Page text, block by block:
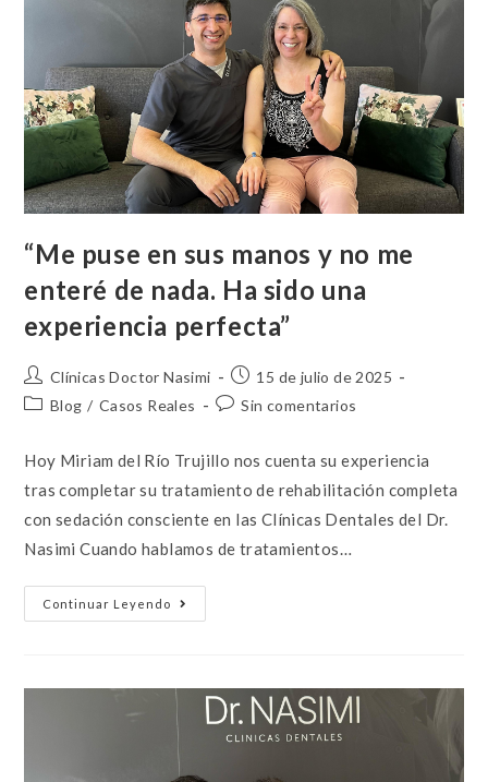
“Me puse en sus manos y no me
enteré de nada. Ha sido una
experiencia perfecta”
Clínicas Doctor Nasimi
15 de julio de 2025
Blog / Casos Reales Sin comentarios
Hoy Miriam del Río Trujillo nos cuenta su experiencia
tras completar su tratamiento de rehabilitación completa
con sedación consciente en las Clínicas Dentales del Dr.
Nasimi Cuando hablamos de tratamientos…
Continuar Leyendo